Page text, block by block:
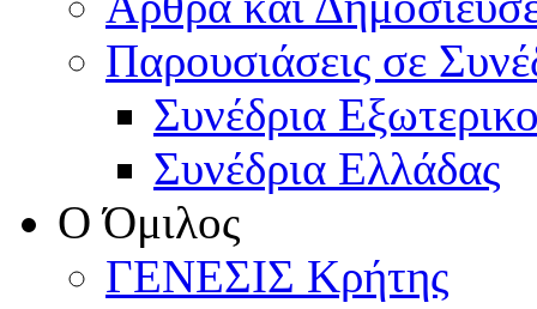
Παρουσιάσεις σε
Συνέδρια
Συνέδρια Ελλάδας
Ο Όμιλος
ΓΕΝΕΣΙΣ Κρήτης